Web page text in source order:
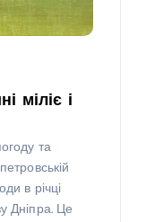
міліє і
та
в річці
Дніпра. Це